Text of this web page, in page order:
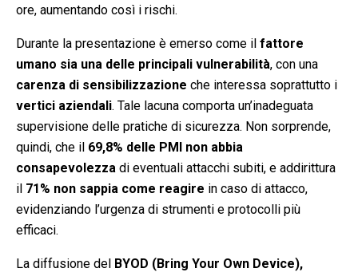
ore, aumentando così i rischi.
Durante la presentazione è emerso come il fattore
umano sia una delle principali vulnerabilità, con una
carenza di sensibilizzazione che interessa soprattutto i
vertici aziendali. Tale lacuna comporta un’inadeguata
supervisione delle pratiche di sicurezza. Non sorprende,
quindi, che il 69,8% delle PMI non abbia
consapevolezza di eventuali attacchi subiti, e addirittura
il 71% non sappia come reagire in caso di attacco,
evidenziando l’urgenza di strumenti e protocolli più
efficaci.
La diffusione del BYOD (Bring Your Own Device),